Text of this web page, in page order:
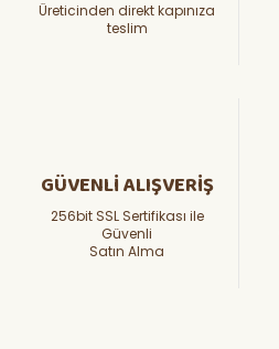
Üreticinden direkt kapınıza
teslim
GÜVENLİ ALIŞVERİŞ
256bit SSL Sertifikası ile
Güvenli
Satın Alma